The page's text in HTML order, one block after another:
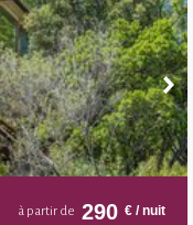
à partir de 290 € / nuit